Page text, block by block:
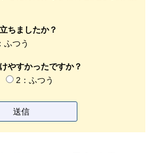
ちましたか？
ふつう
やすかったですか？
2：ふつう